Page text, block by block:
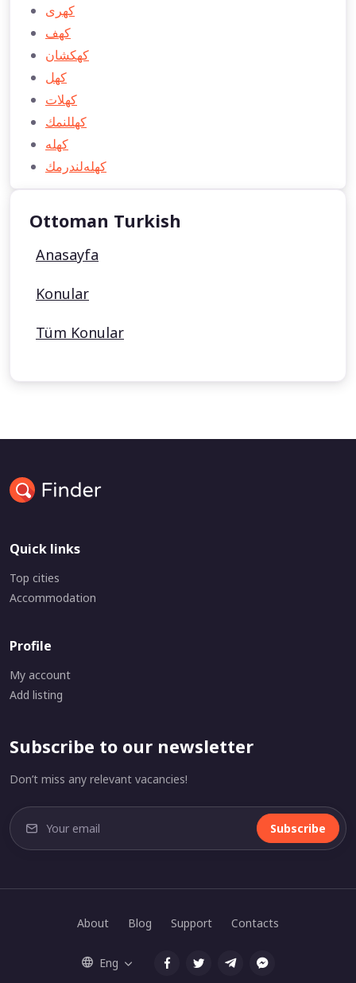
كهری
كهف
كهكشان
كهل
كهلات
كهللنمك
كهله
كهله‌لندرمك
Ottoman Turkish
Anasayfa
Konular
Tüm Konular
Quick links
Top cities
Accommodation
Profile
My account
Add listing
Subscribe to our newsletter
Don’t miss any relevant vacancies!
Subscribe
About Blog Support Contacts
Eng